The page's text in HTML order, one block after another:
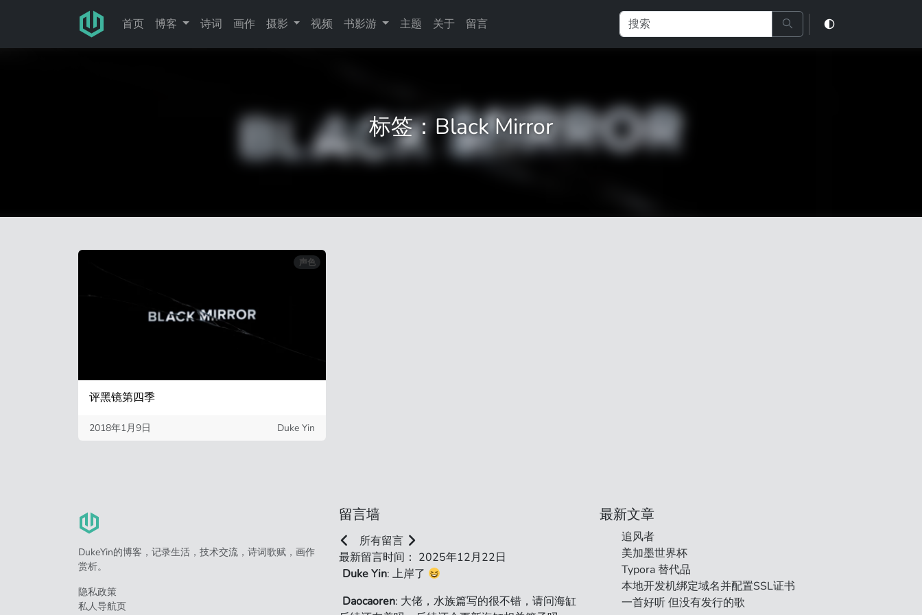
首页
博客 诗词 画作 摄影 视频 书影游 主题 关于 留言
标签：Black Mirror
声色
评黑镜第四季
2018年1月9日 Duke Yin
DukeYin的博客，记录生活，技术交流，诗词歌赋，画作
赏析。
隐私政策
私人导航页
留言墙
所有留言
最新留言时间： 2025年12月22日
Duke Yin: 上岸了
Daocaoren: 大佬，水族篇写的很不错，请问海缸
最新文章
追风者
美加墨世界杯
Typora 替代品
本地开发机绑定域名并配置SSL证书
一首好听 但没有发行的歌